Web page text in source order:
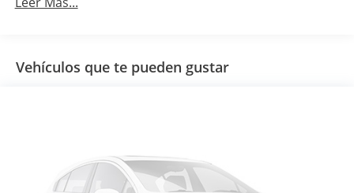
Vehículos que te pueden gustar